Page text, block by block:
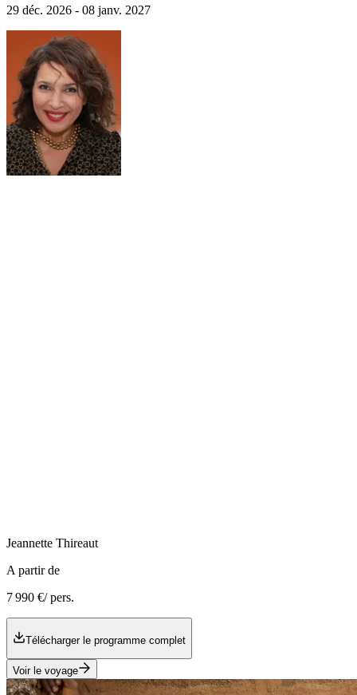
29 déc. 2026 - 08 janv. 2027
Jeannette Thireaut
A partir de
7 990 €/ pers.
Télécharger le programme complet
Voir le voyage